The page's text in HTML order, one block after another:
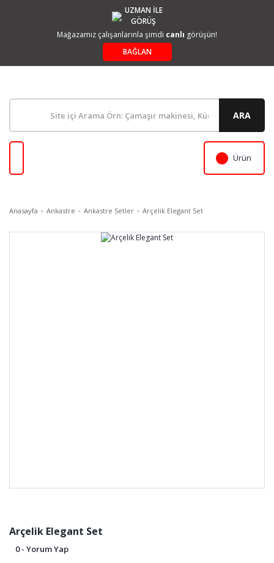
UZMAN İLE
GÖRÜŞ
Mağazamız çalışanlarınla şimdi canlı görüşün!
BAĞLAN
ARA
Ürün
Anasayfa Ankastre Ankastre Setler Arçelik Elegant Set
Arçelik Elegant Set
0 - Yorum Yap